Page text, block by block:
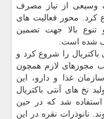
وسیعی از نیاز مصرف
خودرا از سال ۱۳۸۲ شروع كرد. محور فعالیت های
بالا جهت تضمین
شده است.
نخ های آنتی باكتریال را شروع كرد و
مجوزهای لازم همچون
غذا و دارو، این
نخ های آنتی باكتریال
شد كه در حین
نانوذرات نقره در این